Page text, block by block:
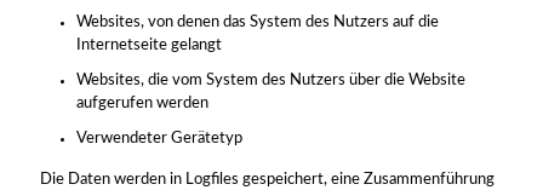
Websites, von denen das System des Nutzers auf die
Internetseite gelangt
Websites, die vom System des Nutzers über die Website
aufgerufen werden
Verwendeter Gerätetyp
Die Daten werden in Logfiles gespeichert, eine Zusammenführung